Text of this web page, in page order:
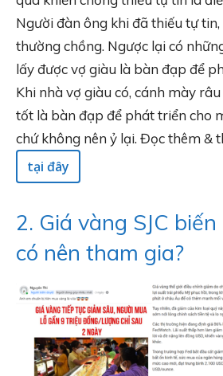
Người đàn ông khi đã thiếu tự
thường chồng. Ngược lại có
lấy được vợ giàu là bàn đạp để
Khi nhà vợ giàu có, cánh mày
tốt là bàn đạp để phát triển cho
chứ không nên ỷ lại. Đọc thêm &
tại đây
2. Giá vàng SJC
có nên tham gia?